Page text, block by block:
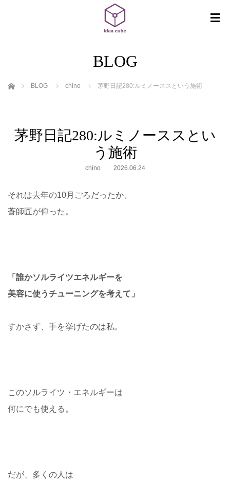
BLOG
ホーム BLOG chino 茅野日記280:ルミノーススという施術
茅野日記280:ルミノーススとい
う施術
chino 2026.06.24
それは去年の10月ごろだったか、
蒼師匠が仰った。
「誰かソルライツエネルギーを
美容に使うチューニングを考えて」
すかさず、手を挙げたのは私。
このソルライツ・エネルギーは
何にでも使える。
だが、多くの人は